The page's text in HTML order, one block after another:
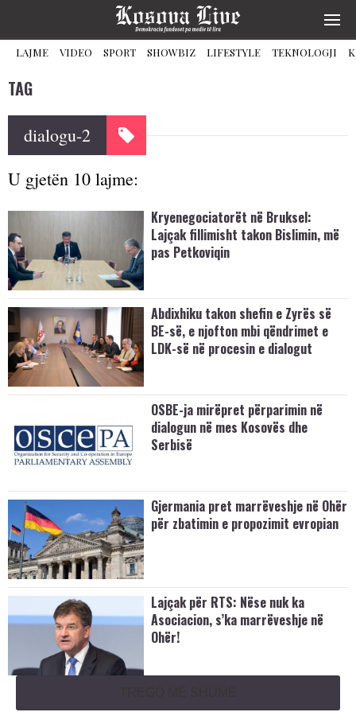
LAJME VIDEO SPORT SHOWBIZ LIFESTYLE TEKNOLOGJI
TAG
dialogu-2
U gjetën 10 lajme:
Kryenegociatorët në Bruksel:
Lajçak fillimisht takon Bislimin, më
pas Petkoviqin
Abdixhiku takon shefin e Zyrës së
BE-së, e njofton mbi qëndrimet e
LDK-së në procesin e dialogut
OSBE-ja mirëpret përparimin në
dialogun në mes Kosovës dhe
Serbisë
Gjermania pret marrëveshje në Ohër
për zbatimin e propozimit evropian
Lajçak për RTS: Nëse nuk ka
Asociacion, s’ka marrëveshje në
Ohër!